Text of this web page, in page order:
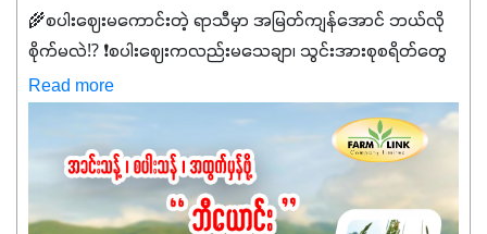
🌾စပါးဈေးမကောင်းတဲ့ ရာသီမှာ အမြတ်ကျန်အောင် ဘယ်လို
စိုက်မလဲ⁉️ ❗စပါးဈေးကလည်းမသေချာ၊ သွင်းအားစုစရိတ်တွေ
ကလည်း တက်နေတဲ့ဒီလိုအချိန်မှာ သွင်းအားစုဖိုးကို လျှော့ချပြီး
အထွက်နှုန်းကို ထိန်းထားနိုင်မှ ဦးကြီးတို့ အဆင်ပြေမှာနော် ✔️ဒါ
ကြောင့် ကိုယ်သုံးသမျှ ကိုယ့်အတွက်အကျိုးရစေမယ့်
အရည်အသွေးစိတ်ချရတဲ့ သွင်းအားစုပစ္စည်းတွေကိုပဲ ရွေးချယ်
သုံးသင့်ပါတယ်။
Read more